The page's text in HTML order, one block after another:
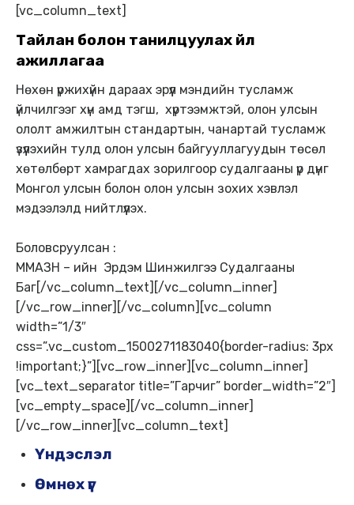
[vc_column_text]
Тайлан болон танилцуулах үйл
ажиллагаа
Нөхөн үржихүйн дараах эрүүл мэндийн тусламж
үйлчилгээг хүн амд тэгш, хүртээмжтэй, олон улсын
ололт амжилтын стандартын, чанартай тусламж
үзүүлэхийн тулд олон улсын байгууллагуудын төсөл
хөтөлбөрт хамрагдах зорилгоор судалгааны үр дүнг
Монгол улсын болон олон улсын зохих хэвлэл
мэдээлэлд нийтлүүлэх.
Боловсруулсан :
ММАЗН – ийн Эрдэм Шинжилгээ Судалгааны
Баг[/vc_column_text][/vc_column_inner]
[/vc_row_inner][/vc_column][vc_column
width=”1/3″
css=”.vc_custom_1500271183040{border-radius: 3px
!important;}”][vc_row_inner][vc_column_inner]
[vc_text_separator title=”Гарчиг” border_width=”2″]
[vc_empty_space][/vc_column_inner]
[/vc_row_inner][vc_column_text]
Үндэслэл
Өмнөх үг